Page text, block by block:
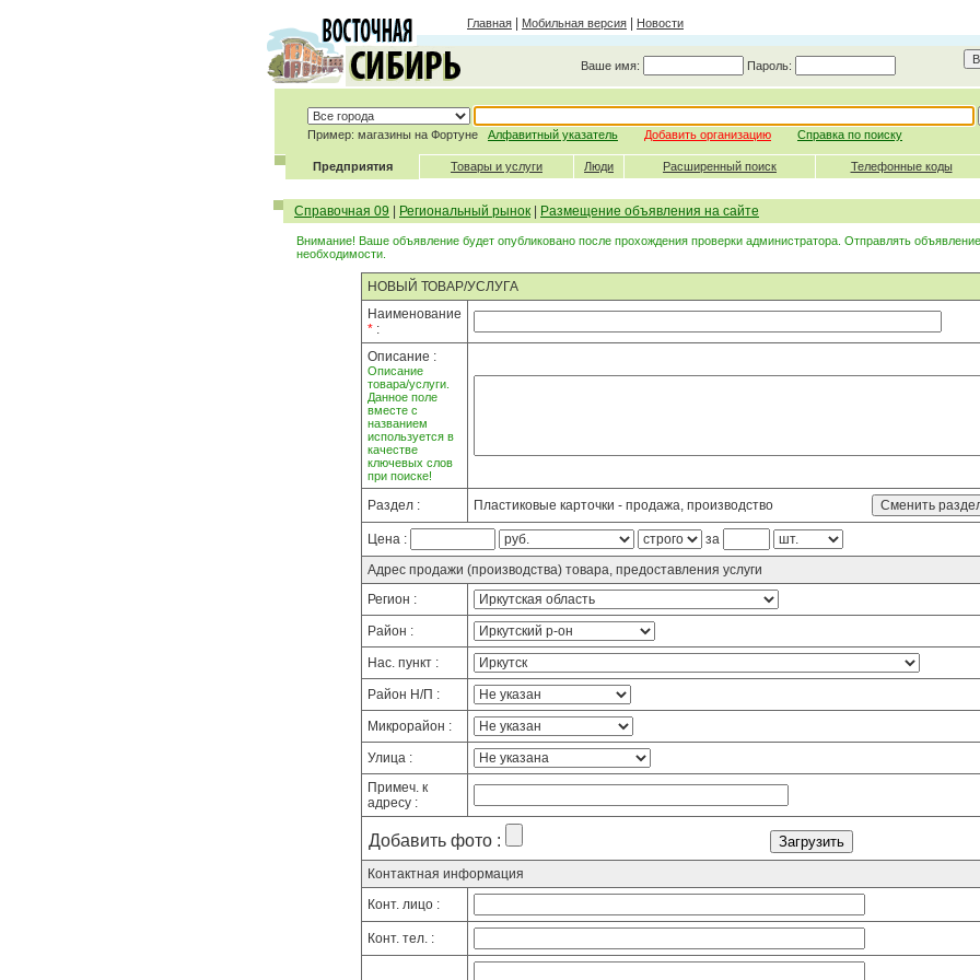
Главная Мобильная версия Новости
Ваше имя: Пароль:
Пример: магазины на Фортуне Алфавитный указатель Добавить организацию Справка по поиску
Предприятия Товары и услуги Люди Расширенный поиск Телефонные коды
Справочная 09 Региональный рынок Размещение объявления на сайте
Внимание! Ваше объявление будет опубликовано после прохождения проверки администратора. Отправлять
необходимости.
НОВЫЙ ТОВАР/УСЛУГА
Наименование
* :
Описание :
Описание
товара/услуги.
Данное поле
вместе с
названием
используется в
качестве
ключевых слов
при поиске!
Раздел : Пластиковые карточки - продажа, производство
Цена :
за
Адрес продажи (производства) товара, предоставления услуги
Регион :
Район :
Нас. пункт :
Район Н/П :
Микрорайон :
Улица :
Примеч. к
адресу :
Добавить фото :
Контактная информация
Конт. лицо :
Конт. тел. :